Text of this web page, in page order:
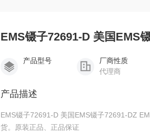
EMS镊子72691-D 美国EMS
产品型号
厂商性质
代理商
产品描述
EMS镊子72691-D 美国EMS镊子72691-DZ
货。原装正品、正品保证